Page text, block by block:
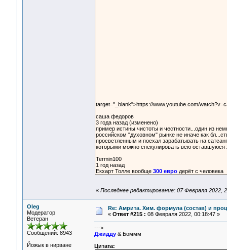
target="_blank">https://www.youtube.com/
саша федоров
3 года назад (изменено)
пример истины чистоты и честности...один из
российском "духовном" рынке не иначе как
просветленным и поехал зарабатывать на
которыми можно спекулировать всю оставшуюся
Termin100
1 год назад
Екхарт Толле вообще 300 евродерёт с человека
« Последнее редактирование: 07 Февраля 2022,
Oleg
Модератор
Ветеран
Сообщений: 8943
Йожык в нирване
Re: Амрита. Хим. формула (состав) и
« Ответ #215 : 08 Февраля 2022, 00:18:47 »
--->
Джидду& Боммм
Цитата: